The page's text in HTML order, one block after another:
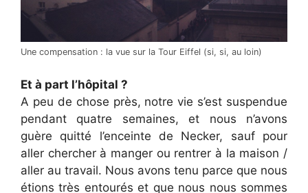
Une compensation : la vue sur la Tour Eiffel (si, si, au loin)
Et à part l’hôpital ?
A peu de chose près, notre vie s’est suspendue
pendant quatre semaines, et nous n’avons
guère quitté l’enceinte de Necker, sauf pour
aller chercher à manger ou rentrer à la maison /
aller au travail. Nous avons tenu parce que nous
étions très entourés et que nous nous sommes